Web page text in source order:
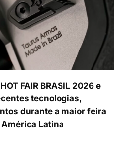
FAIR BRASIL 2026 e
tecnologias,
durante a maior feira
Latina